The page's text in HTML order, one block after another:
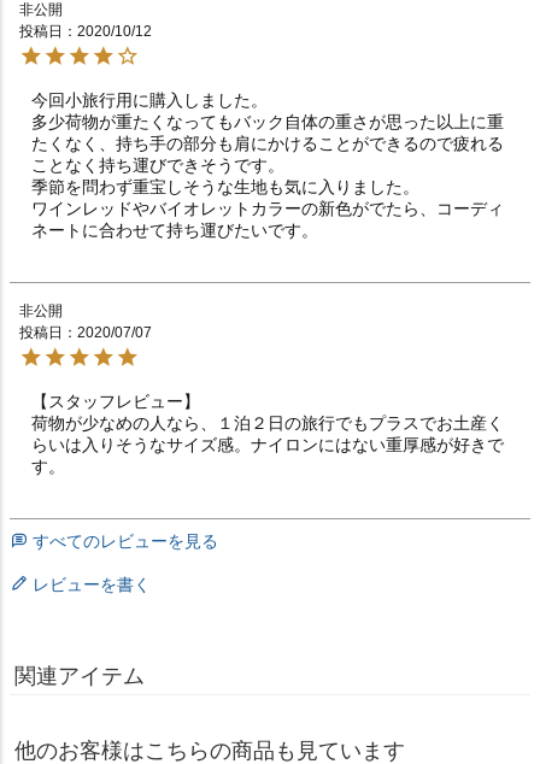
非公開
投稿日
2020/10/12
今回小旅行用に購入しました。
多少荷物が重たくなってもバック自体の重さが思った以上に重
たくなく、持ち手の部分も肩にかけることができるので疲れる
ことなく持ち運びできそうです。
季節を問わず重宝しそうな生地も気に入りました。
ワインレッドやバイオレットカラーの新色がでたら、コーディ
ネートに合わせて持ち運びたいです。
非公開
投稿日
2020/07/07
【スタッフレビュー】
荷物が少なめの人なら、１泊２日の旅行でもプラスでお土産く
らいは入りそうなサイズ感。ナイロンにはない重厚感が好きで
す。
すべてのレビューを見る
レビューを書く
関連アイテム
他のお客様はこちらの商品も見ています